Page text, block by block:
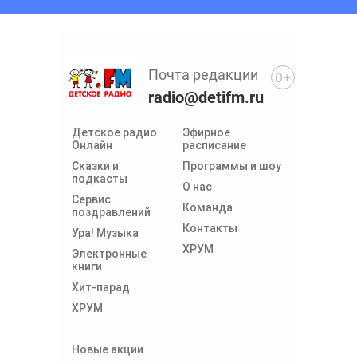
Детское радио
Онлайн
Сказки и
подкасты
Сервис
поздравлений
Ура! Музыка
Электронные
книги
Хит-парад
ХРУМ
Эфирное
расписание
Программы и шоу
О нас
Команда
Контакты
ХРУМ
Новые акции
Почта редакции
radio@detifm.ru
0+